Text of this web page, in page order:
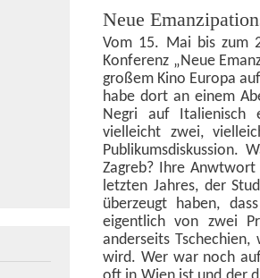
Neue
Vom 15. Mai bis zum
Konferenz „Neue
großem Kino Europa
habe dort an einem
Negri auf Italienisch
vielleicht zwei,
Publikumsdiskussion.
Zagreb? Ihre Anwtwort
letzten Jahres, der
überzeugt haben,
eigentlich von zwei
anderseits
wird. Wer war noch